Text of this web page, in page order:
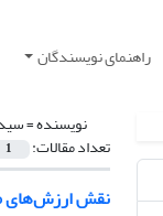
راهنمای نویسندگان
نویسنده =
تعداد مقالات: 1
نقش ارزش‌های